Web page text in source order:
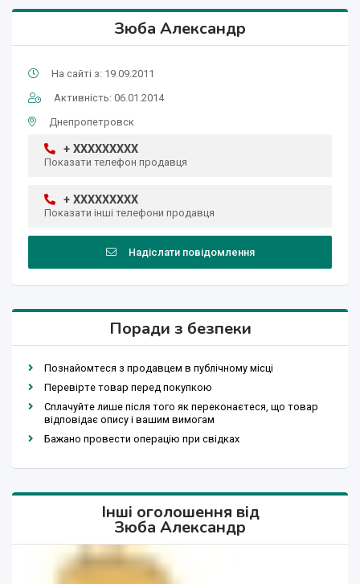
Зюба Александр
На сайті з: 19.09.2011
Активність: 06.01.2014
Днепропетровск
+ XXXXXXXXX
Показати телефон продавця
+ XXXXXXXXX
Показати інші телефони продавця
Надіслати повідомлення
Поради з безпеки
Познайомтеся з продавцем в публічному місці
Перевірте товар перед покупкою
Сплачуйте лише після того як переконаєтеся, що товар
відповідає опису і вашим вимогам
Бажано провести операцію при свідках
Інші оголошення від
Зюба Александр